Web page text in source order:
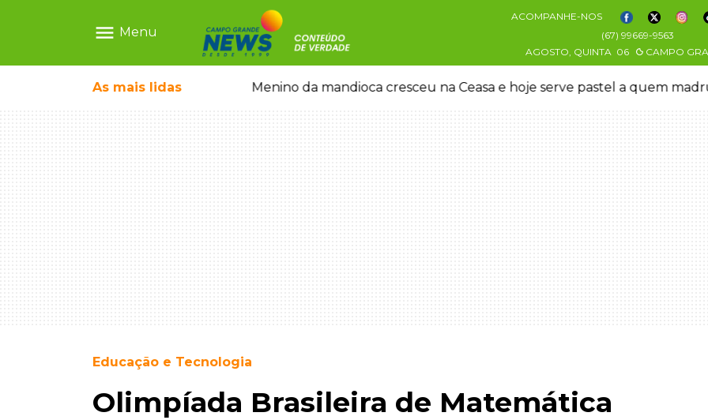
menu Menu
ACOMPANHE-NOS
(67) 99669-9563
AGOSTO, QUINTA 06 CAMPO
As mais lidas
não reconhece o filho queimado Menino da mandioca cresceu na Ceasa e hoje serve pastel a quem
Educação e Tecnologia
Olimpíada Brasileira de Matemática